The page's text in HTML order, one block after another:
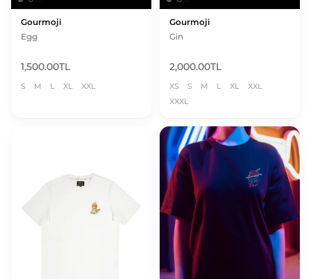
Gourmoji
Egg
1,500.00TL
S M L XL XXL
Gourmoji
Gin
2,000.00TL
XS S M L XL
XXL
XXXL